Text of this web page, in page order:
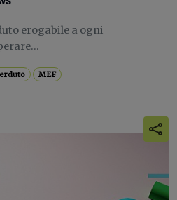
erogabile a ogni
MEF